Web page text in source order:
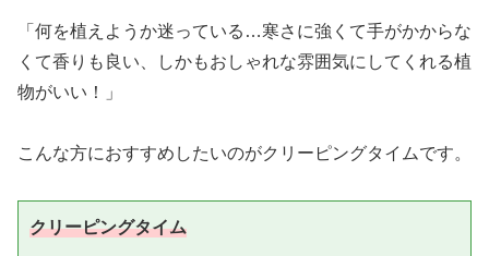
「何を植えようか迷っている…寒さに強くて手がかからな
くて香りも良い、しかもおしゃれな雰囲気にしてくれる植
物がいい！」
こんな方におすすめしたいのがクリーピングタイムです。
クリーピングタイム